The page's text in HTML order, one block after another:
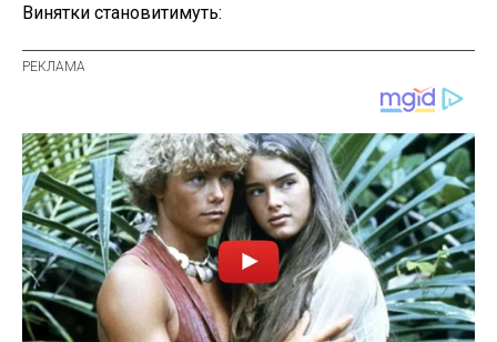
Винятки становитимуть: